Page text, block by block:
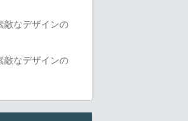
敵なデザインの
敵なデザインの